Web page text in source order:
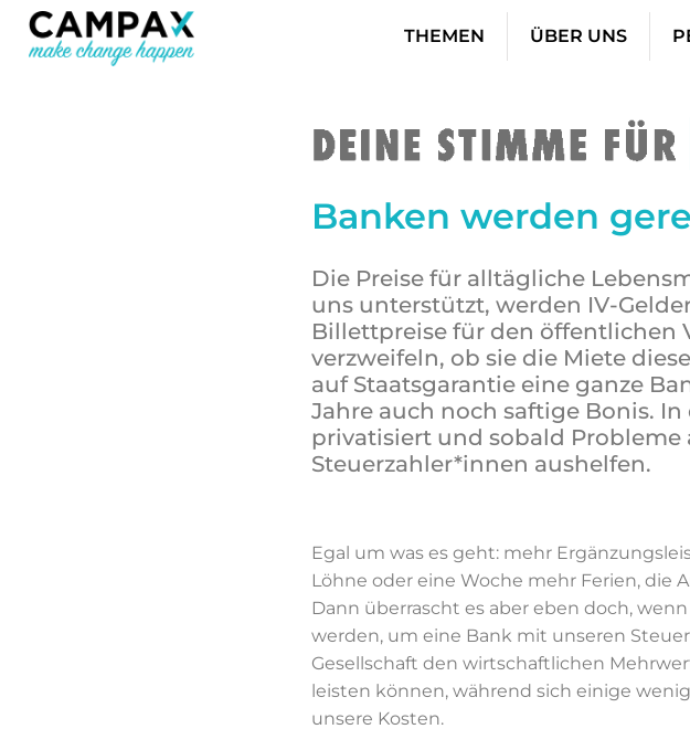
THEMEN ÜBER UNS
Banken werden
Die Preise für alltägliche
uns unterstützt, werden IV-
Billettpreise für den öffentlichen
verzweifeln, ob sie die Miete
auf Staatsgarantie eine ganze
Jahre auch noch saftige Bonis.
privatisiert und sobald
Steuerzahler*innen aushelfen.
Egal um was es geht: mehr
Löhne oder eine Woche mehr Ferien, die
Dann überrascht es aber eben doch,
werden, um eine Bank mit unseren
Gesellschaft den wirtschaftlichen
leisten können, während sich einige
unsere Kosten.